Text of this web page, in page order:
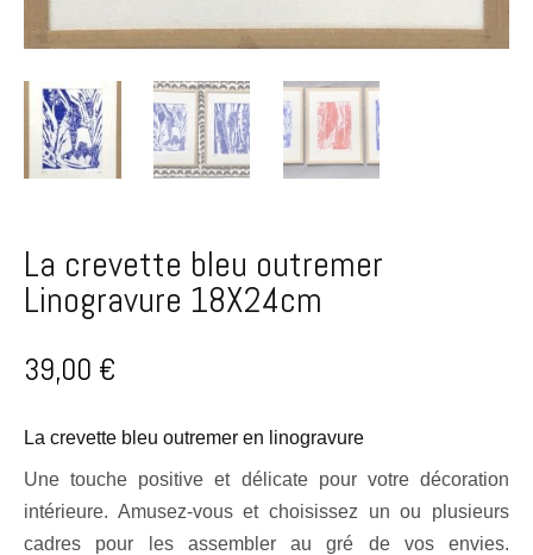
La crevette bleu outremer
Linogravure 18X24cm
39,00 €
La crevette bleu outremer en linogravure
Une touche positive et délicate pour votre décoration
intérieure. Amusez-vous et choisissez un ou plusieurs
cadres pour les assembler au gré de vos envies.